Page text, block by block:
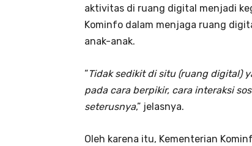
aktivitas di ruang digital menjadi
Kominfo dalam menjaga ruang
anak-anak.
“Tidak sedikit di situ (ruang digital)
pada cara berpikir, cara interaksi
seterusnya,” jelasnya.
Oleh karena itu, Kementerian